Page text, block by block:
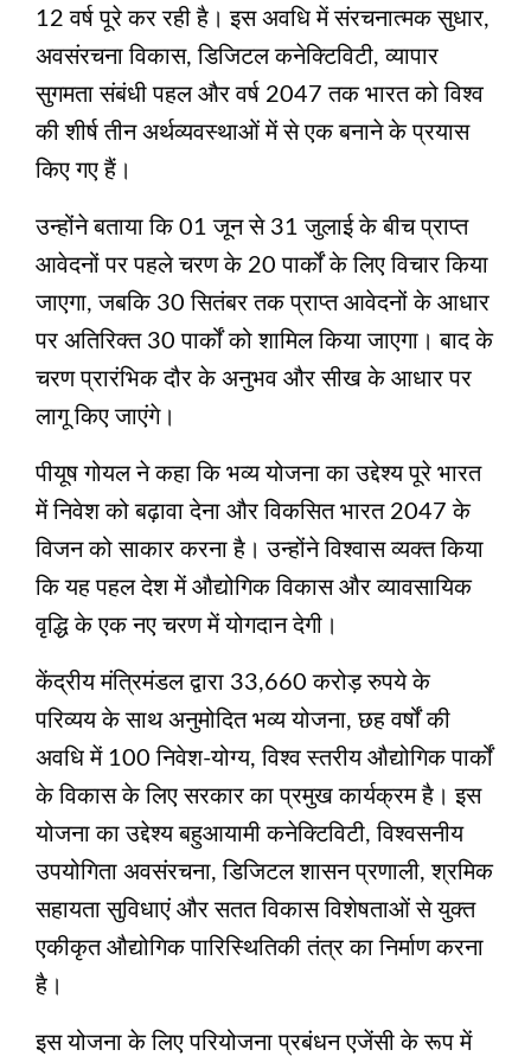
12 वर्ष पूरे कर रही है। इस अवधि में संरचनात्मक सुधार,
अवसंरचना विकास, डिजिटल कनेक्टिविटी, व्यापार
सुगमता संबंधी पहल और वर्ष 2047 तक भारत को विश्व
की शीर्ष तीन अर्थव्यवस्थाओं में से एक बनाने के प्रयास
किए गए हैं।
उन्होंने बताया कि 01 जून से 31 जुलाई के बीच प्राप्त
आवेदनों पर पहले चरण के 20 पार्कों के लिए विचार किया
जाएगा, जबकि 30 सितंबर तक प्राप्त आवेदनों के आधार
पर अतिरिक्त 30 पार्कों को शामिल किया जाएगा। बाद के
चरण प्रारंभिक दौर के अनुभव और सीख के आधार पर
लागू किए जाएंगे।
पीयूष गोयल ने कहा कि भव्य योजना का उद्देश्य पूरे भारत
में निवेश को बढ़ावा देना और विकसित भारत 2047 के
विजन को साकार करना है। उन्होंने विश्वास व्यक्त किया
कि यह पहल देश में औद्योगिक विकास और व्यावसायिक
वृद्धि के एक नए चरण में योगदान देगी।
केंद्रीय मंत्रिमंडल द्वारा 33,660 करोड़ रुपये के
परिव्यय के साथ अनुमोदित भव्य योजना, छह वर्षों की
अवधि में 100 निवेश-योग्य, विश्व स्तरीय औद्योगिक पार्कों
के विकास के लिए सरकार का प्रमुख कार्यक्रम है। इस
योजना का उद्देश्य बहुआयामी कनेक्टिविटी, विश्वसनीय
उपयोगिता अवसंरचना, डिजिटल शासन प्रणाली, श्रमिक
सहायता सुविधाएं और सतत विकास विशेषताओं से युक्त
एकीकृत औद्योगिक पारिस्थितिकी तंत्र का निर्माण करना
है।
इस योजना के लिए परियोजना प्रबंधन एजेंसी के रूप में